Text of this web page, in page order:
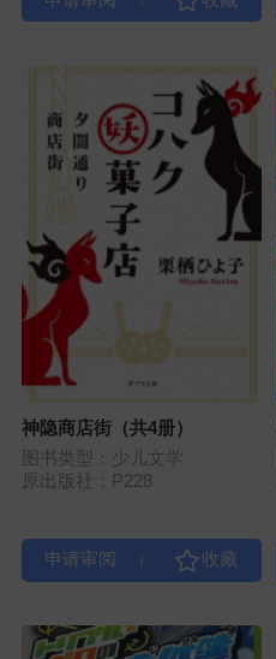
神隐商店街（共4册）
图书类型：少儿文学
原出版社：P228